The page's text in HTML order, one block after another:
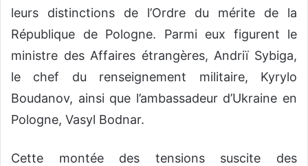
leurs distinctions de l’Ordre du mérite de la
République de Pologne. Parmi eux figurent le
ministre des Affaires étrangères, Andriï Sybiga,
le chef du renseignement militaire, Kyrylo
Boudanov, ainsi que l’ambassadeur d’Ukraine en
Pologne, Vasyl Bodnar.
Cette montée des tensions suscite des